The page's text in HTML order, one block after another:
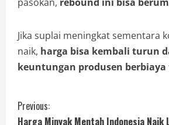
Jika suplai meningkat sementara
naik, harga bisa kembali turun
keuntungan produsen berbiaya
Previous:
Harga Minyak Mentah Indonesia Naik